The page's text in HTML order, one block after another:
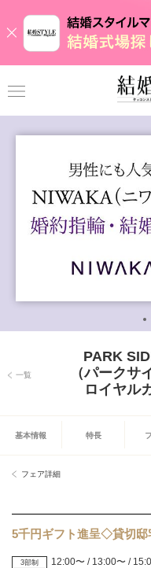
一覧
PARK
（パーク
ロイヤル
基本情報 特長
フェア詳細
5千円ギフト進呈◇貸切
3部制 12:00〜 / 13:00〜 /